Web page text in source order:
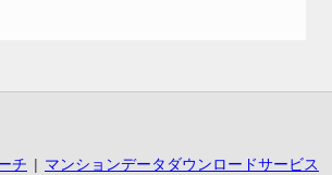
チ マンションデータダウンロードサービス